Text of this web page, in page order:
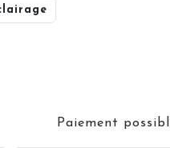
Paiement